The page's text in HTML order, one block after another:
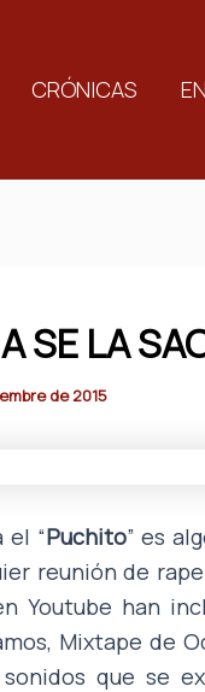
CRÓNICAS
SE LA
de 2015
el “Puchito” es
reunión de
Youtube han
Mixtape de
que se